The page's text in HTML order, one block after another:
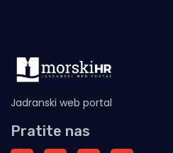
Jadranski web portal
Pratite nas